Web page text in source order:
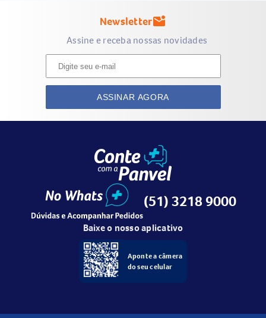
Newslettermark_email_unread
Assine e receba nossas novidades
ASSINAR AGORA
(51) 3218 9000
Baixe o nosso aplicativo
Aponte a câmera
do seu celular